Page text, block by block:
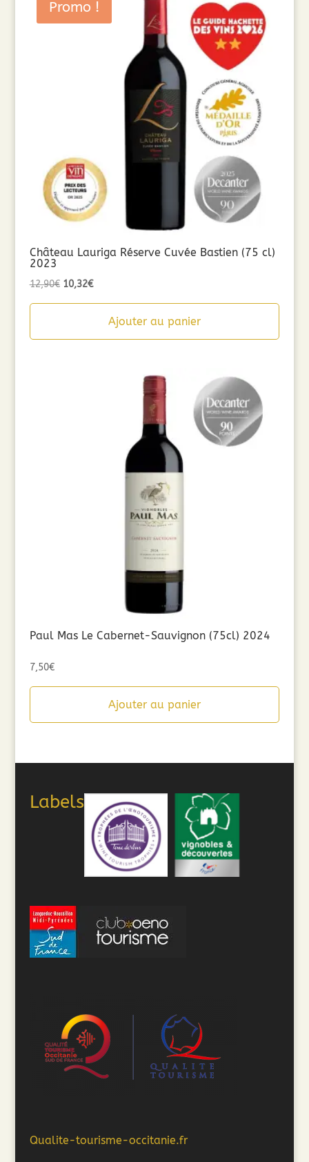
Promo !
Château Lauriga Réserve Cuvée Bastien (75 cl)
2023
12,90€ Le
10,32€Le
actuelAjouter au panier
Paul Mas Le Cabernet-Sauvignon (75cl) 2024
7,50€
Ajouter au panier
Labels
Qualite-tourisme-occitanie.fr